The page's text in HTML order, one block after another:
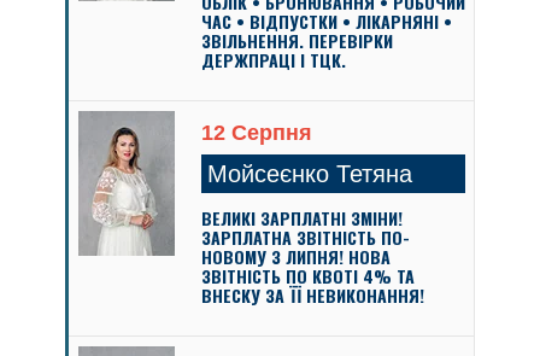
ЧАС • ВІДПУСТКИ • ЛІКАРНЯНІ •
ЗВІЛЬНЕННЯ. ПЕРЕВІРКИ
ДЕРЖПРАЦІ І ТЦК.
12 Серпня
Мойсеєнко Тетяна
ВЕЛИКІ ЗАРПЛАТНІ ЗМІНИ!
ЗАРПЛАТНА ЗВІТНІСТЬ ПО-
НОВОМУ З ЛИПНЯ! НОВА
ЗВІТНІСТЬ ПО КВОТІ 4% ТА
ВНЕСКУ ЗА ЇЇ НЕВИКОНАННЯ!